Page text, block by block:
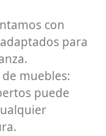
con
para
muebles:
puede